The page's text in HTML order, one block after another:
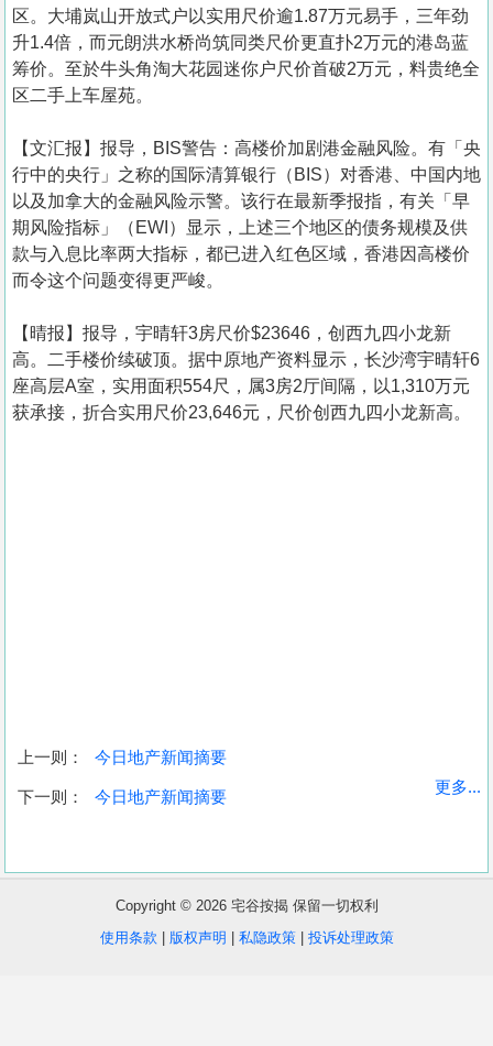
收
盘
区。大埔岚山开放式户以实用尺价逾1.87万元易手，三年劲
升1.4倍，而元朗洪水桥尚筑同类尺价更直扑2万元的港岛蓝
筹价。至於牛头角淘大花园迷你户尺价首破2万元，料贵绝全
区二手上车屋苑。
【文汇报】报导，BIS警告：高楼价加剧港金融风险。有「央
行中的央行」之称的国际清算银行（BIS）对香港、中国内地
以及加拿大的金融风险示警。该行在最新季报指，有关「早
期风险指标」（EWI）显示，上述三个地区的债务规模及供
款与入息比率两大指标，都已进入红色区域，香港因高楼价
而令这个问题变得更严峻。
【晴报】报导，宇晴轩3房尺价$23646，创西九四小龙新
高。二手楼价续破顶。据中原地产资料显示，长沙湾宇晴轩6
座高层A室，实用面积554尺，属3房2厅间隔，以1,310万元
获承接，折合实用尺价23,646元，尺价创西九四小龙新高。
上一则： 今日地产新闻摘要
下一则： 今日地产新闻摘要
更多...
Copyright © 2026 宅谷按揭 保留一切权利
使用条款
版权声明 私隐政策| 投诉处理政策